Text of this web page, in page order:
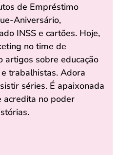
de Empréstimo
Aniversário,
INSS e cartões. Hoje,
no time de
artigos sobre educação
trabalhistas. Adora
séries. É apaixonada
acredita no poder